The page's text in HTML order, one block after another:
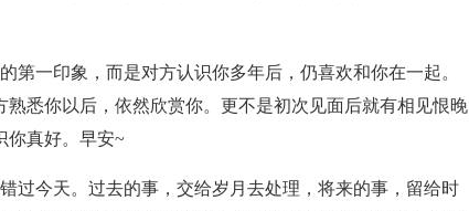
第一印象，而是对方认识你多年后，仍喜欢和你在一起。
悉你以后，依然欣赏你。更不是初次见面后就有相见恨晚
你真好。早安~
过今天。过去的事，交给岁月去处理，将来的事，留给时